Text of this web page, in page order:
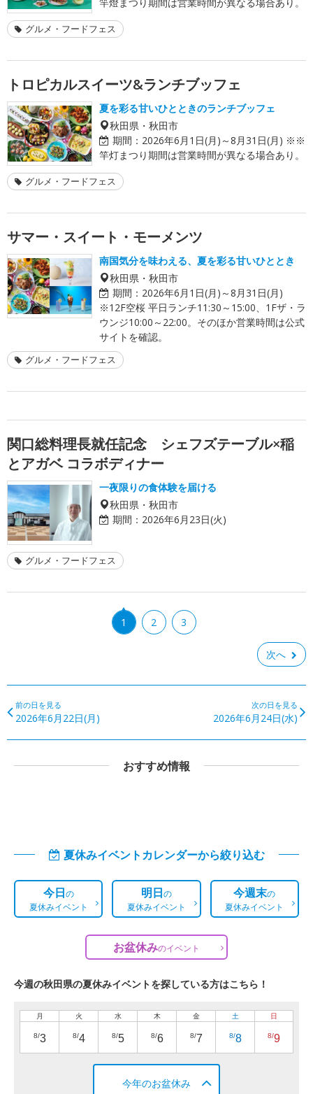
グルメ・フードフェス
トロピカルスイーツ&ランチブッフェ
夏を彩る甘いひとときのランチブッフェ
秋田県・秋田市
期間： 2026年6月1日(月)～8月31日(月) ※※
竿灯まつり期間は営業時間が異なる場合あり。
グルメ・フードフェス
サマー・スイート・モーメンツ
南国気分を味わえる、夏を彩る甘いひととき
秋田県・秋田市
期間： 2026年6月1日(月)～8月31日(月)
※12F空桜 平日ランチ11:30～15:00、1Fザ・ラ
ウンジ10:00～22:00。そのほか営業時間は公式
サイトを確認。
グルメ・フードフェス
関口総料理長就任記念 シェフズテーブル×稲
とアガベ コラボディナー
一夜限りの食体験を届ける
秋田県・秋田市
期間： 2026年6月23日(火)
グルメ・フードフェス
1 2 3
次へ
前の日を見る
2026年6月22日(月)
次の日を見る
2026年6月24日(水)
おすすめ情報
夏休みイベントカレンダーから絞り込む
今日の
夏休みイベント
明日の
夏休みイベント
今週末の
夏休みイベント
お盆休みのイベント
今週の秋田県の夏休みイベントを探している方はこちら！
月
8/3
火
8/4
水
8/5
木
8/6
金
8/7
土
8/8
日
8/9
今年のお盆休み